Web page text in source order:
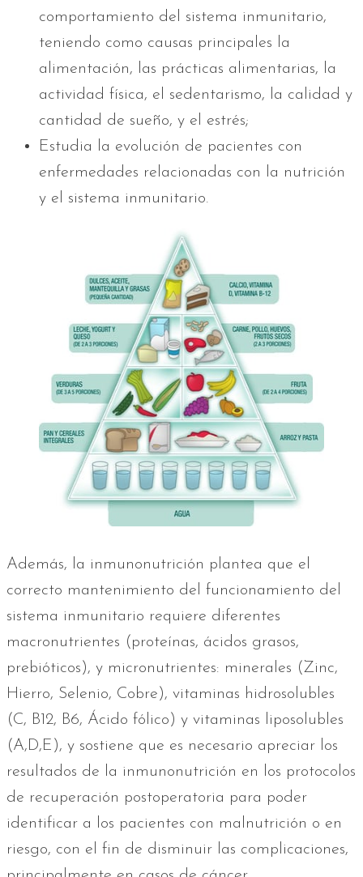
comportamiento del sistema inmunitario,
teniendo como causas principales la
alimentación, las prácticas alimentarias, la
actividad física, el sedentarismo, la calidad y
cantidad de sueño, y el estrés;
Estudia la evolución de pacientes con
enfermedades relacionadas con la nutrición
y el sistema inmunitario.
Además, la inmunonutrición plantea que el
correcto mantenimiento del funcionamiento del
sistema inmunitario requiere diferentes
macronutrientes (proteínas, ácidos grasos,
prebióticos), y micronutrientes: minerales (Zinc,
Hierro, Selenio, Cobre), vitaminas hidrosolubles
(C, B12, B6, Ácido fólico) y vitaminas liposolubles
(A,D,E), y sostiene que es necesario apreciar los
resultados de la inmunonutrición en los protocolos
de recuperación postoperatoria para poder
identificar a los pacientes con malnutrición o en
riesgo, con el fin de disminuir las complicaciones,